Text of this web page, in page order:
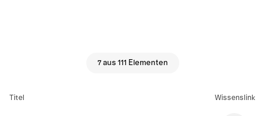
7 aus 111 Elementen
Titel Wissenslink